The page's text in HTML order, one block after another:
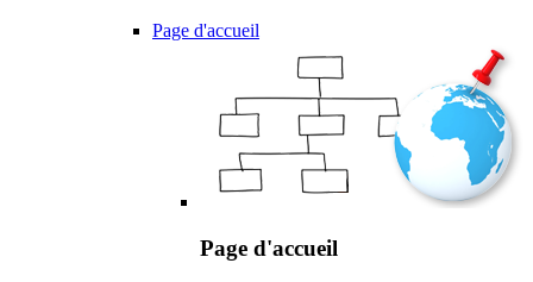
Page d'accueil
Page d'accueil